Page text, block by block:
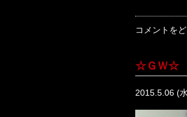
コメントを
☆ＧＷ☆
2015.5.06 (